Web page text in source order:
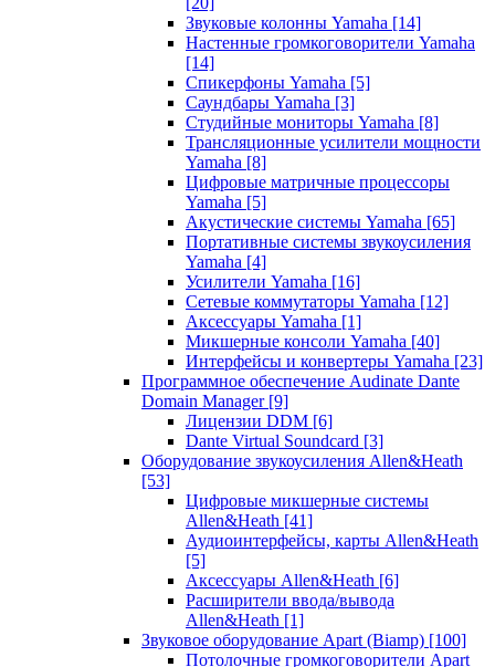
Звуковые колонны Yamaha [14]
Настенные громкоговорители Yamaha
[14]
Спикерфоны Yamaha [5]
Саундбары Yamaha [3]
Студийные мониторы Yamaha [8]
Трансляционные усилители мощности
Yamaha [8]
Цифровые матричные процессоры
Yamaha [5]
Акустические системы Yamaha [65]
Портативные системы звукоусиления
Yamaha [4]
Усилители Yamaha [16]
Сетевые коммутаторы Yamaha [12]
Аксессуары Yamaha [1]
Микшерные консоли Yamaha [40]
Интерфейсы и конвертеры Yamaha [23]
Программное обеспечение Audinate Dante
Domain Manager [9]
Лицензии DDM [6]
Dante Virtual Soundcard [3]
Оборудование звукоусиления Allen&Heath
[53]
Цифровые микшерные системы
Allen&Heath [41]
Аудиоинтерфейсы, карты Allen&Heath
[5]
Аксессуары Allen&Heath [6]
Расширители ввода/вывода
Allen&Heath [1]
Звуковое оборудование Apart (Biamp) [100]
Потолочные громкоговорители Apart